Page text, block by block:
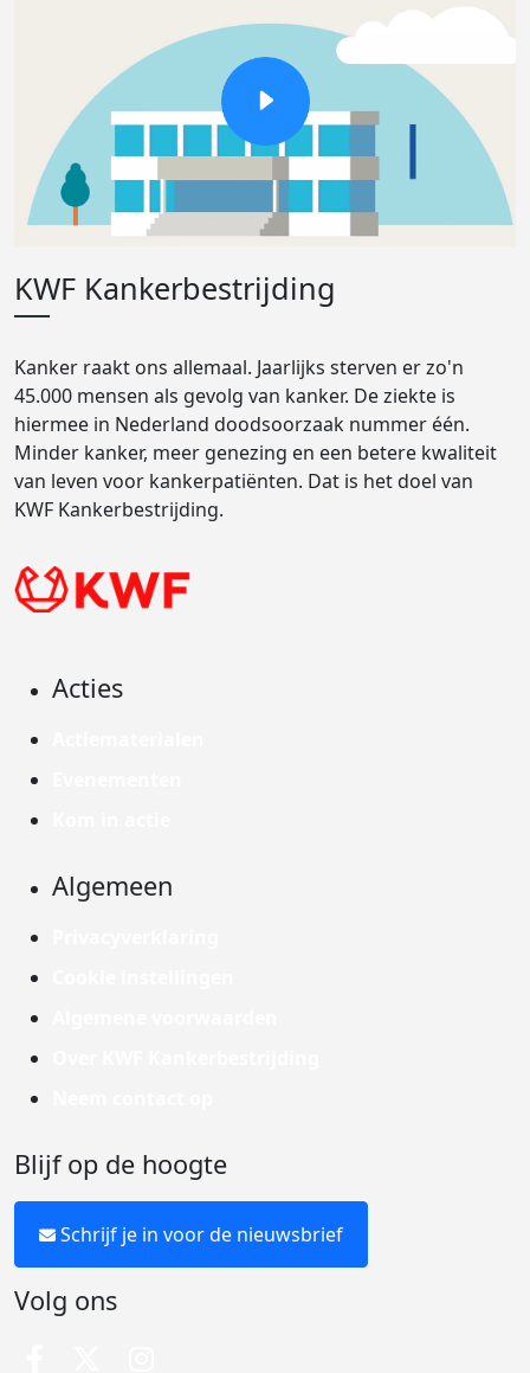
KWF Kankerbestrijding
Kanker raakt ons allemaal. Jaarlijks sterven er zo'n
45.000 mensen als gevolg van kanker. De ziekte is
hiermee in Nederland doodsoorzaak nummer één.
Minder kanker, meer genezing en een betere kwaliteit
van leven voor kankerpatiënten. Dat is het doel van
KWF Kankerbestrijding.
Acties
Algemeen
Blijf op de hoogte
Schrijf je in voor de nieuwsbrief
Volg ons